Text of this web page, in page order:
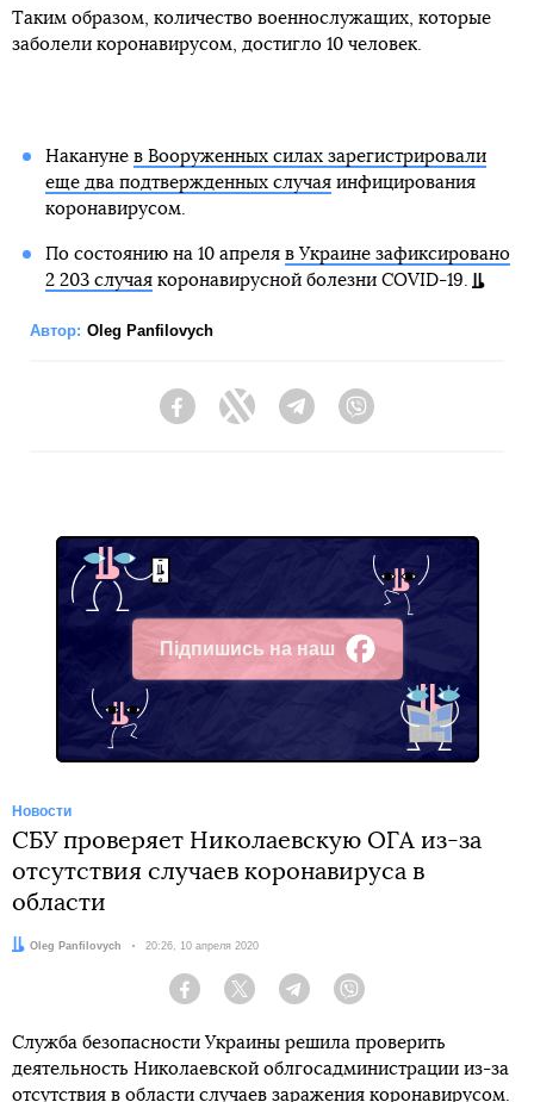
Таким образом, количество военнослужащих, которые
заболели коронавирусом, достигло 10 человек.
Накануне в Вооруженных силах зарегистрировали
еще два подтвержденных случаяинфицирования
коронавирусом.
По состоянию на 10 апреля в Украине зафиксировано
2 203 случаякоронавирусной болезни COVID-19.
Автор: Oleg Panfilovych
FacebookTwitter Telegram
Підпишись на наш
Facebook
Новости
СБУ проверяет Николаевскую ОГА из-за
отсутствия случаев коронавируса в
области
Автор:
Oleg Panfilovych Дата:
20:26, 10 апреля 2020
Facebook Twitter Telegram
Служба безопасности Украины решила проверить
деятельность Николаевской облгосадминистрации из-за
отсутствия в области случаев заражения коронавирусом.